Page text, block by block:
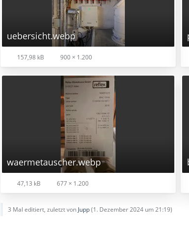
uebersicht.webp
157,98 kB 900 × 1.200
waermetauscher.webp
47,13 kB 677 × 1.200
3 Mal editiert, zuletzt von Jupp(1. Dezember 2024 um 21:19)